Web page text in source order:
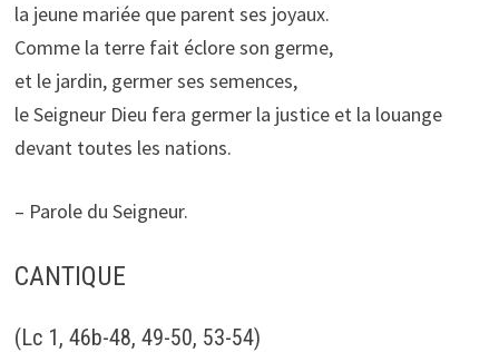
la jeune mariée que parent ses joyaux.
Comme la terre fait éclore son germe,
et le jardin, germer ses semences,
le Seigneur Dieu fera germer la justice et la louange
devant toutes les nations.
– Parole du Seigneur.
CANTIQUE
(Lc 1, 46b-48, 49-50, 53-54)